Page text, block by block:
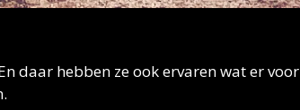
daar hebben ze ook ervaren wat er voor